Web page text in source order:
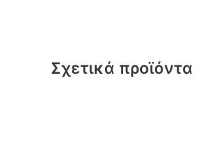
Σχετικά προϊόντα